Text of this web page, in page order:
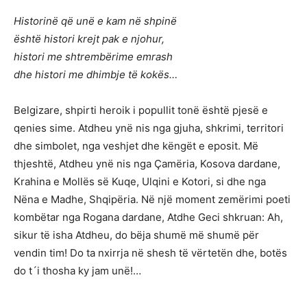
Historinë që unë e kam në shpinë
është histori krejt pak e njohur,
histori me shtrembërime emrash
dhe histori me dhimbje të kokës…
Belgizare, shpirti heroik i popullit tonë është pjesë e
qenies sime. Atdheu ynë nis nga gjuha, shkrimi, territori
dhe simbolet, nga veshjet dhe këngët e eposit. Më
thjeshtë, Atdheu ynë nis nga Çamëria, Kosova dardane,
Krahina e Mollës së Kuqe, Ulqini e Kotori, si dhe nga
Nëna e Madhe, Shqipëria. Në një moment zemërimi poeti
kombëtar nga Rogana dardane, Atdhe Geci shkruan: Ah,
sikur të isha Atdheu, do bëja shumë më shumë për
vendin tim! Do ta nxirrja në shesh të vërtetën dhe, botës
do t´i thosha ky jam unë!…